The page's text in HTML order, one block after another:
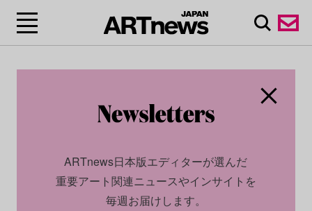
ARTnews日本版エディターが選んだ
重要アート関連ニュースやインサイトを
毎週お届けします。